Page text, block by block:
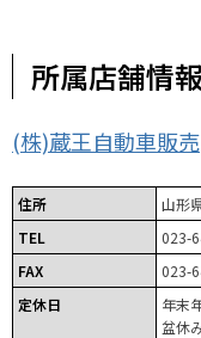
所属店舗情
(株)蔵王自動車販売
住所
山形
TEL
023-
FAX
023-
定休日
年末
盆休